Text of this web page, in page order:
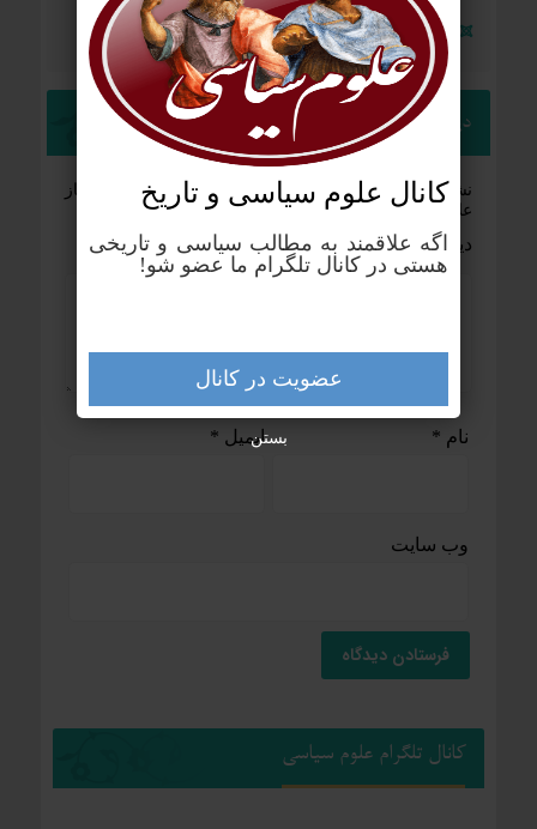
استبداد جمعی: وقتی دموکراسی به قفس تبدیل می‌شود
دیدگاهتان را بنویسید
نشانی ایمیل شما منتشر نخواهد شد.
بخش‌های موردنیاز
علامت‌گذاری شده‌اند
دیدگاه
نام * ایمیل *
وب‌ سایت
کانال تلگرام علوم سیاسی
کانال علوم‌ سیاسی و تاریخ
اگه علاقمند به مطالب سیاسی و تاریخی
هستی در کانال تلگرام ما عضو شو!
عضویت در کانال
بستن